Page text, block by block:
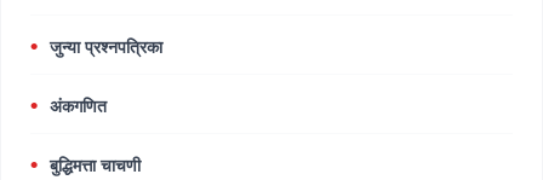
जुन्या प्रश्नपत्रिका
अंकगणित
बुद्धिमत्ता चाचणी